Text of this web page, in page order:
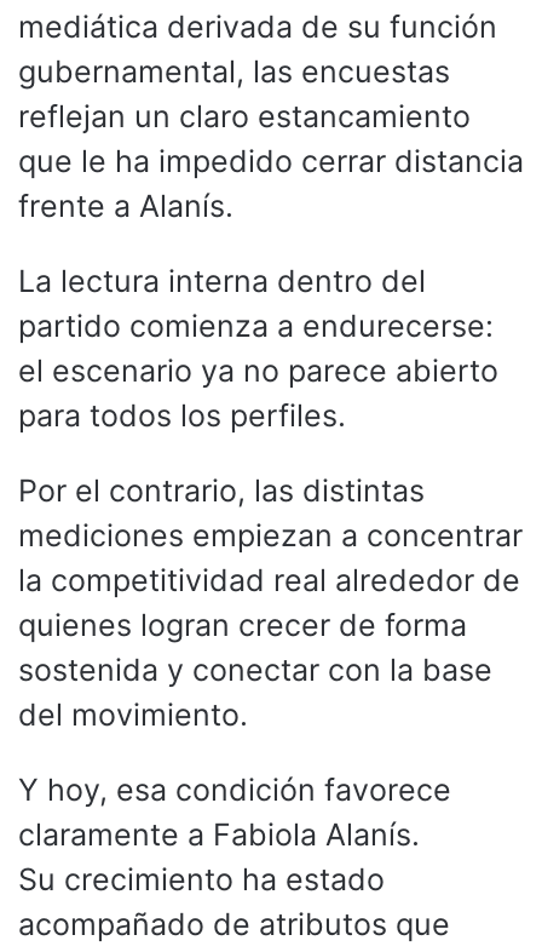
mediática derivada de su función
gubernamental, las encuestas
reflejan un claro estancamiento
que le ha impedido cerrar distancia
frente a Alanís.
La lectura interna dentro del
partido comienza a endurecerse:
el escenario ya no parece abierto
para todos los perfiles.
Por el contrario, las distintas
mediciones empiezan a concentrar
la competitividad real alrededor de
quienes logran crecer de forma
sostenida y conectar con la base
del movimiento.
Y hoy, esa condición favorece
claramente a Fabiola Alanís.
Su crecimiento ha estado
acompañado de atributos que